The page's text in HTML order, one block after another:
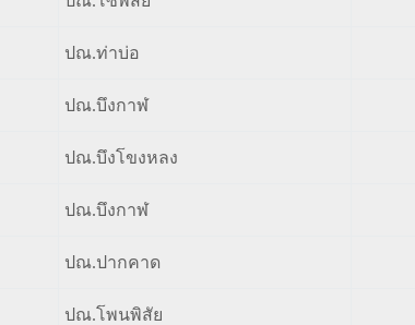
ปณ.ท่าบ่อ
ปณ.บึงกาฬ
ปณ.บึงโขงหลง
ปณ.บึงกาฬ
ปณ.ปากคาด
ปณ.โพนพิสัย